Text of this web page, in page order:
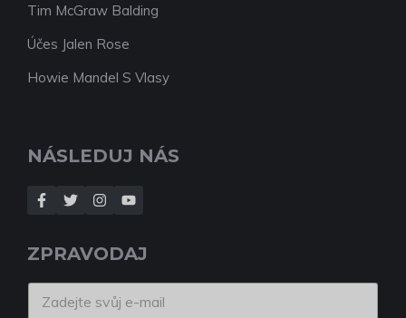
Tim McGraw Balding
Účes Jalen Rose
Howie Mandel S Vlasy
NÁSLEDUJ NÁS
ZPRAVODAJ